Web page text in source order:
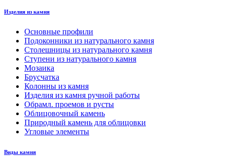
Изделия из камня
Основные профили
Подоконники из натурального камня
Столешницы из натурального камня
Ступени из натурального камня
Мозаика
Брусчатка
Колонны из камня
Изделия из камня ручной работы
Обрамл. проемов и русты
Облицовочный камень
Природный камень для облицовки
Угловые элементы
Виды камня